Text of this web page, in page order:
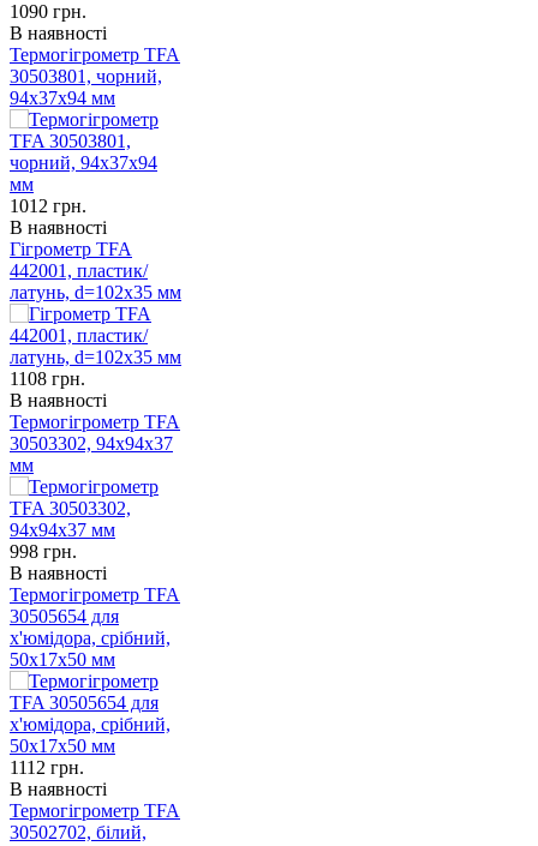
1090 грн.
В наявності
Термогігрометр TFA
30503801, чорний,
94x37x94 мм
1012 грн.
В наявності
Гігрометр TFA
442001, пластик/
латунь, d=102х35 мм
1108 грн.
В наявності
Термогігрометр TFA
30503302, 94x94x37
мм
998 грн.
В наявності
Термогігрометр TFA
30505654 для
х'юмідора, срібний,
50x17x50 мм
1112 грн.
В наявності
Термогігрометр TFA
30502702, білий,